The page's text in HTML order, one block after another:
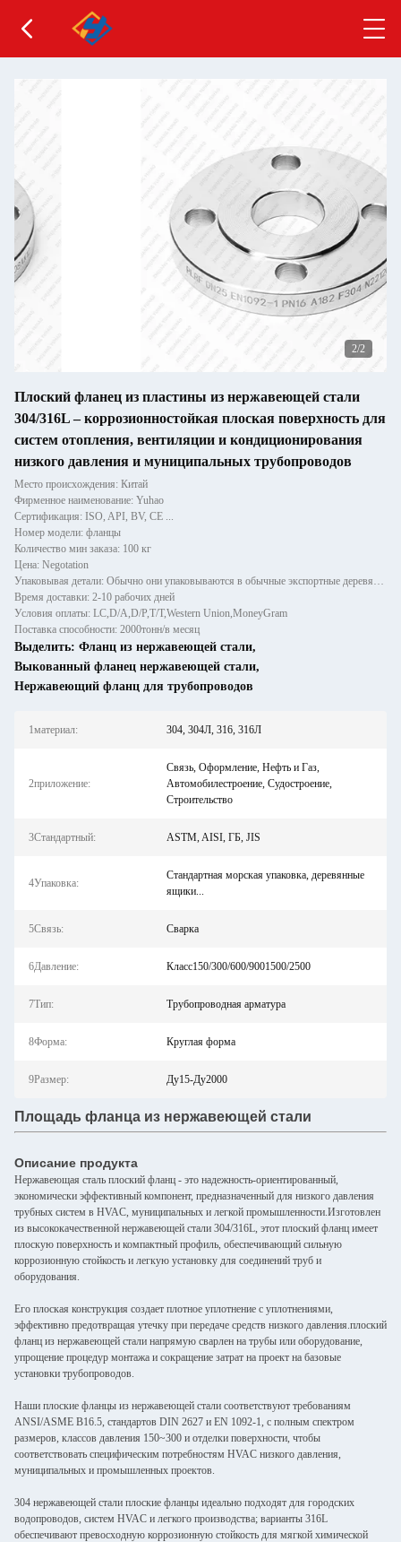
2/2
Плоский фланец из пластины из нержавеющей стали
304/316L – коррозионностойкая плоская поверхность для
систем отопления, вентиляции и кондиционирования
низкого давления и муниципальных трубопроводов
Место происхождения: Китай
Фирменное наименование: Yuhao
Сертификация: ISO, API, BV, CE ...
Номер модели: фланцы
Количество мин заказа: 100 кг
Цена: Negotation
Упаковывая детали: Обычно они упаковываются в обычные экспортные деревянные ящики.
Время доставки: 2-10 рабочих дней
Условия оплаты: LC,D/A,D/P,T/T,Western Union,MoneyGram
Поставка способности: 2000тонн/в месяц
Выделить: Фланц из нержавеющей стали,
Выкованный фланец нержавеющей стали,
Нержавеющий фланц для трубопроводов
1материал: 304, 304Л, 316, 316Л
2приложение:
Связь, Оформление, Нефть и Газ,
Автомобилестроение, Судостроение,
Строительство
3Стандартный: ASTM, AISI, ГБ, JIS
4Упаковка:
Стандартная морская упаковка, деревянные
ящики...
5Связь: Сварка
6Давление: Класс150/300/600/9001500/2500
7Тип: Трубопроводная арматура
8Форма: Круглая форма
9Размер: Ду15-Ду2000
Площадь фланца из нержавеющей стали
Описание продукта
Нержавеющая сталь плоский фланц - это надежность-ориентированный,
экономически эффективный компонент, предназначенный для низкого давления
трубных систем в HVAC, муниципальных и легкой промышленности.Изготовлен
из высококачественной нержавеющей стали 304/316L, этот плоский фланц имеет
плоскую поверхность и компактный профиль, обеспечивающий сильную
коррозионную стойкость и легкую установку для соединений труб и
оборудования.
Его плоская конструкция создает плотное уплотнение с уплотнениями,
эффективно предотвращая утечку при передаче средств низкого давления.плоский
фланц из нержавеющей стали напрямую сварлен на трубы или оборудование,
упрощение процедур монтажа и сокращение затрат на проект на базовые
установки трубопроводов.
Наши плоские фланцы из нержавеющей стали соответствуют требованиям
ANSI/ASME B16.5, стандартов DIN 2627 и EN 1092-1, с полным спектром
размеров, классов давления 150~300 и отделки поверхности, чтобы
соответствовать специфическим потребностям HVAC низкого давления,
муниципальных и промышленных проектов.
304 нержавеющей стали плоские фланцы идеально подходят для городских
водопроводов, систем HVAC и легкого производства; варианты 316L
обеспечивают превосходную коррозионную стойкость для мягкой химической